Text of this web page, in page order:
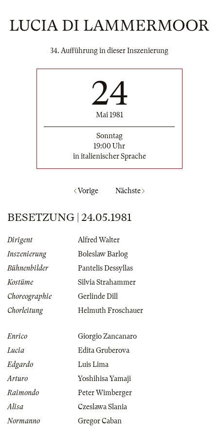
LUCIA DI LAMMERMOOR
34. Aufführung in dieser Inszenierung
24
Mai 1981
Sonntag
19:00 Uhr
in italienischer Sprache
Vorige Nächste
BESETZUNG | 24.05.1981
Dirigent
Alfred Walter
Inszenierung
Boleslaw Barlog
Bühnenbilder
Pantelis Dessyllas
Kostüme
Silvia Strahammer
Choreographie
Gerlinde Dill
Chorleitung
Helmuth Froschauer
Enrico
Giorgio Zancanaro
Lucia
Edita Gruberova
Edgardo
Luis Lima
Arturo
Yoshihisa Yamaji
Raimondo
Peter Wimberger
Alisa
Czeslawa Slania
Normanno
Gregor Caban